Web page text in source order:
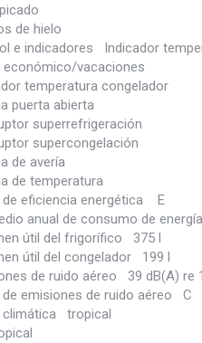
de hielo
e indicadores Indicador
económico/vacaciones
temperatura congelador
puerta abierta
superrefrigeración
supercongelación
de avería
de temperatura
de eficiencia energética E
anual de consumo de
útil del frigorífico 375 l
útil del congelador 199 l
de ruido aéreo 39 dB(A) re
de emisiones de ruido aéreo C
climática tropical